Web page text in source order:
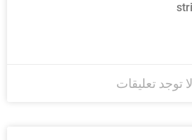
لا توجد تعليقات